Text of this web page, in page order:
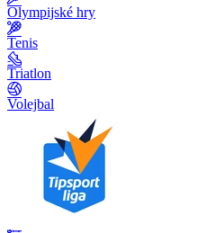
Olympijské hry
Tenis
Triatlon
Volejbal